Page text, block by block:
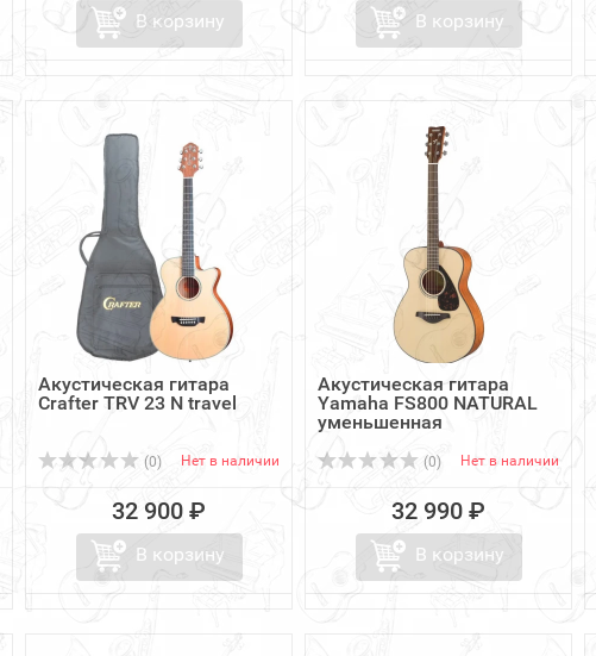
В корзину В корзину
Акустическая гитара
Crafter TRV 23 N travel
(0) Нет в наличии
32 900 ₽
В корзину
Акустическая гитара
Yamaha FS800 NATURAL
уменьшенная
(0) Нет в наличии
32 990 ₽
В корзину